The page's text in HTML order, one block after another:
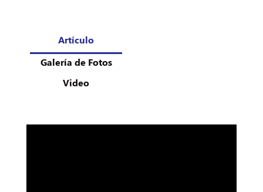
Artículo
Galería de Fotos
Video